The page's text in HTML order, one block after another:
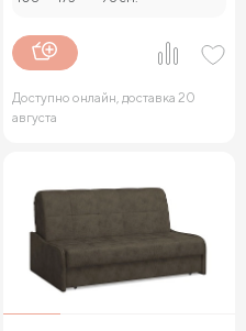
Доступно онлайн, доставка 20
августа